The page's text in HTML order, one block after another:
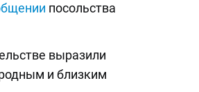
посольства
выразили
и близким